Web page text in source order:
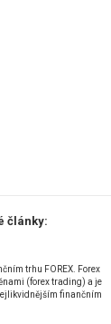
články:
trhu FOREX. Forex
(forex trading) a je
finančním